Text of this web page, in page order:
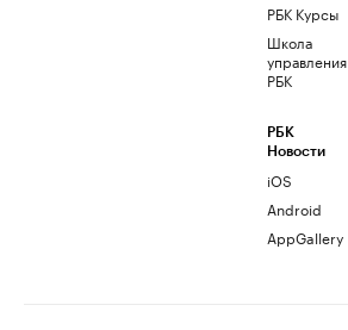
РБК Курсы
Школа
управления
РБК
РБК
Новости
iOS
Android
AppGallery